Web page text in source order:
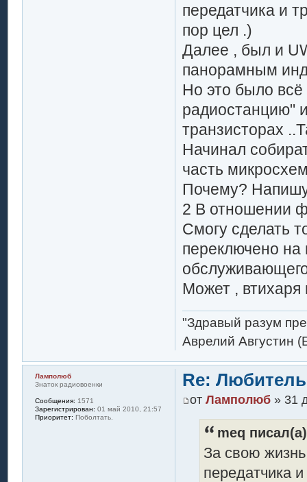
передатчика и
пор цел .)
Далее , был и
панорамным
Но это было
радиостанцию"
транзисторах
Начинал
часть
Почему?
2 В отношении
Смогу сделать
переключено на
Может ,
"Здравый разум
Аврелий Августин
Re:
от Ламполюб» 31
meq
За свою
передатчика
Ламполюб
Знаток радиовоенки
Сообщения: 1571
Зарегистрирован: 01 май 2010, 21:57
Приоритет: Поболтать.